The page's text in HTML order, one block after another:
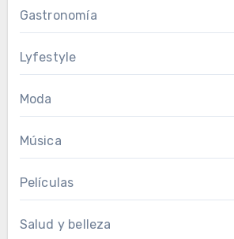
Gastronomía
Lyfestyle
Moda
Música
Películas
Salud y belleza